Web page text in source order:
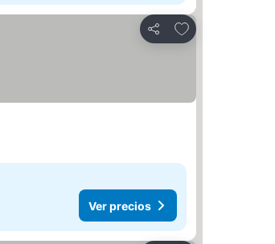
Compartir
Añadir a favoritos
Ver precios